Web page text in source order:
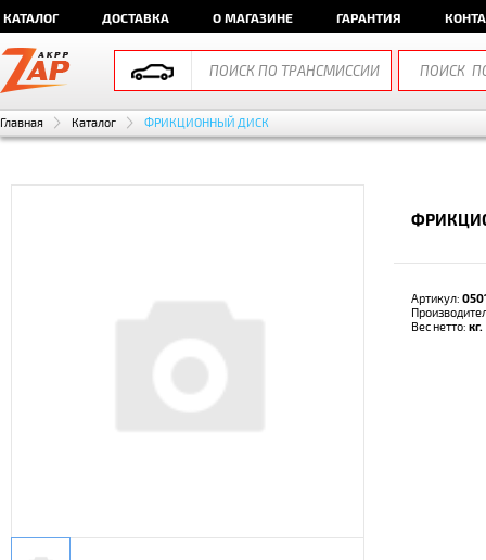
КАТАЛОГ ДОСТАВКА О МАГАЗИНЕ ГАРАНТИЯ
Главная Каталог ФРИКЦИОННЫЙ ДИСК
Артикул:
Вес нетто: кг.